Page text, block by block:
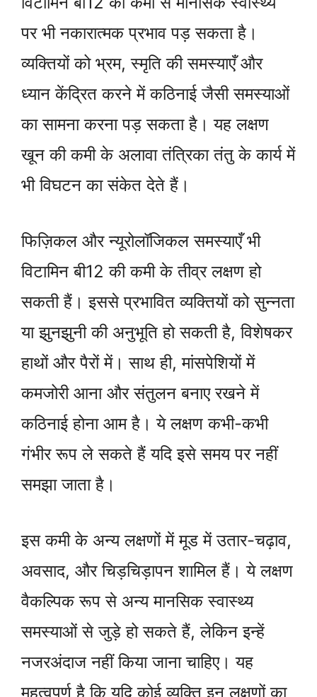
पर भी नकारात्मक प्रभाव पड़ सकता है।
व्यक्तियों को भ्रम, स्मृति की समस्याएँ और
ध्यान केंद्रित करने में कठिनाई जैसी समस्याओं
का सामना करना पड़ सकता है। यह लक्षण
खून की कमी के अलावा तंत्रिका तंतु के कार्य में
भी विघटन का संकेत देते हैं।
फिज़िकल और न्यूरोलॉजिकल समस्याएँ भी
विटामिन बी12 की कमी के तीव्र लक्षण हो
सकती हैं। इससे प्रभावित व्यक्तियों को सुन्नता
या झुनझुनी की अनुभूति हो सकती है, विशेषकर
हाथों और पैरों में। साथ ही, मांसपेशियों में
कमजोरी आना और संतुलन बनाए रखने में
कठिनाई होना आम है। ये लक्षण कभी-कभी
गंभीर रूप ले सकते हैं यदि इसे समय पर नहीं
समझा जाता है।
इस कमी के अन्य लक्षणों में मूड में उतार-चढ़ाव,
अवसाद, और चिड़चिड़ापन शामिल हैं। ये लक्षण
वैकल्पिक रूप से अन्य मानसिक स्वास्थ्य
समस्याओं से जुड़े हो सकते हैं, लेकिन इन्हें
नजरअंदाज नहीं किया जाना चाहिए। यह
महत्वपूर्ण है कि यदि कोई व्यक्ति इन लक्षणों का